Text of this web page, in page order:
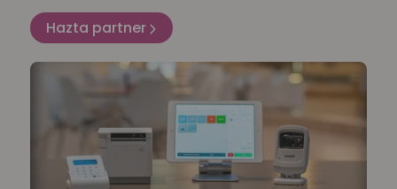
Hazta partner